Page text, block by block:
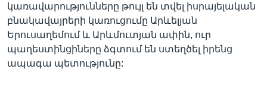
կառավարությունները թույլ են տվել իսրայելական
բնակավայրերի կառուցումը Արևելյան
Երուսաղեմում և Արևմուտյան ափին, ուր
պաղեստինցիները ձգտում են ստեղծել իրենց
ապագա պետությունը: